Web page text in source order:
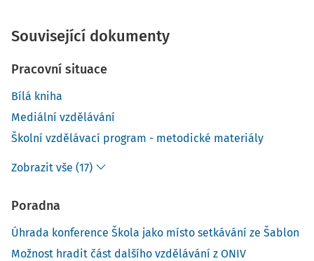
Související dokumenty
Pracovní situace
Bílá kniha
Mediální vzdělávání
Školní vzdělávací program - metodické materiály
Zobrazit vše (17)
Poradna
Úhrada konference Škola jako místo setkávání ze Šablon
Možnost hradit část dalšího vzdělávání z ONIV